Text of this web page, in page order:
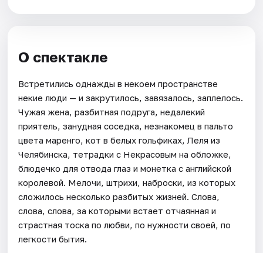
О спектакле
Встретились однажды в некоем пространстве
некие люди — и закрутилось, завязалось, заплелось.
Чужая жена, разбитная подруга, недалекий
приятель, занудная соседка, незнакомец в пальто
цвета маренго, кот в белых гольфиках, Леля из
Челябинска, тетрадки с Некрасовым на обложке,
блюдечко для отвода глаз и монетка с английской
королевой. Мелочи, штрихи, наброски, из которых
сложилось несколько разбитых жизней. Слова,
слова, слова, за которыми встает отчаянная и
страстная тоска по любви, по нужности своей, по
легкости бытия.